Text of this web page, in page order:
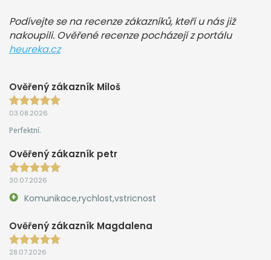
Podívejte se na recenze zákazníků, kteří u nás již
nakoupili. Ověřené recenze pocházejí z portálu
heureka.cz
Ověřený zákazník Miloš
03.08.2026
Perfektní.
Ověřený zákazník petr
30.07.2026
Komunikace,rychlost,vstricnost
Ověřený zákazník Magdalena
28.07.2026